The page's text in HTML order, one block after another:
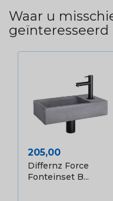
Waar u
Prijs
205,00
Differnz Force
Fonteinset B...